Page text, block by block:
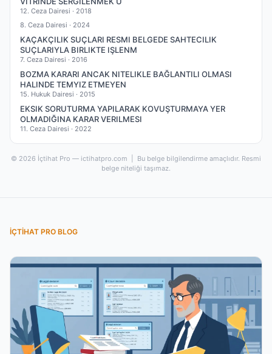
12. Ceza Dairesi · 2018
8. Ceza Dairesi · 2024
KAÇAKÇILIK SUÇLARI RESMI BELGEDE SAHTECILIK
SUÇLARIYLA BIRLIKTE IŞLENM
7. Ceza Dairesi · 2016
BOZMA KARARI ANCAK NITELIKLE BAĞLANTILI OLMASI
HALINDE TEMYIZ ETMEYEN
15. Hukuk Dairesi · 2015
EKSIK SORUTURMA YAPILARAK KOVUŞTURMAYA YER
OLMADIĞINA KARAR VERILMESI
11. Ceza Dairesi · 2022
© 2026 İçtihat Pro — ictihatpro.com | Bu belge bilgilendirme amaçlıdır. Resmi
belge niteliği taşımaz.
İÇTIHAT PRO BLOG